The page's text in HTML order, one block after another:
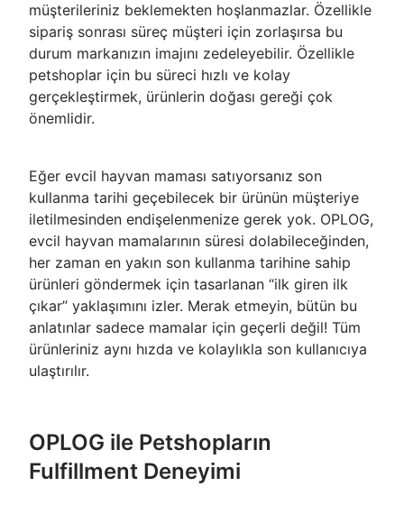
müşterileriniz beklemekten hoşlanmazlar. Özellikle
sipariş sonrası süreç müşteri için zorlaşırsa bu
durum markanızın imajını zedeleyebilir. Özellikle
petshoplar için bu süreci hızlı ve kolay
gerçekleştirmek, ürünlerin doğası gereği çok
önemlidir.
Eğer evcil hayvan maması satıyorsanız son
kullanma tarihi geçebilecek bir ürünün müşteriye
iletilmesinden endişelenmenize gerek yok. OPLOG,
evcil hayvan mamalarının süresi dolabileceğinden,
her zaman en yakın son kullanma tarihine sahip
ürünleri göndermek için tasarlanan “ilk giren ilk
çıkar” yaklaşımını izler. Merak etmeyin, bütün bu
anlatınlar sadece mamalar için geçerli değil! Tüm
ürünleriniz aynı hızda ve kolaylıkla son kullanıcıya
ulaştırılır.
OPLOG ile Petshopların
Fulfillment Deneyimi